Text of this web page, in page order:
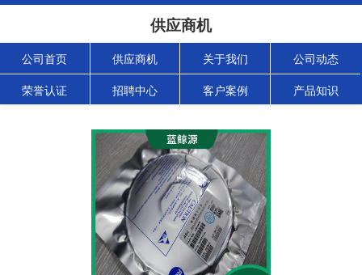
供应商机
公司首页 供应商机 关于我们 公司动态
荣誉认证 招聘中心 客户案例 产品知识